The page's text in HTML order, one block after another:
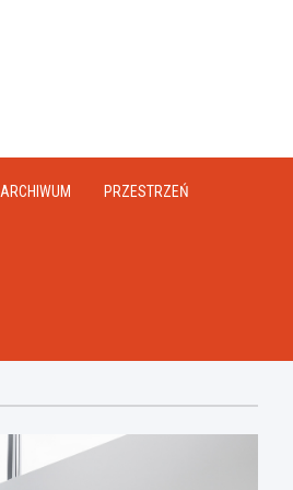
ARCHIWUM PRZESTRZEŃ